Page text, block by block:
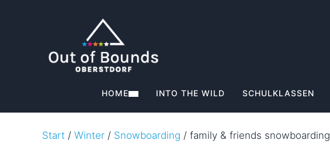
HOME INTO THE WILD SCHULKLASSEN
Start / Winter / Snowboarding / family & friends snowboarding